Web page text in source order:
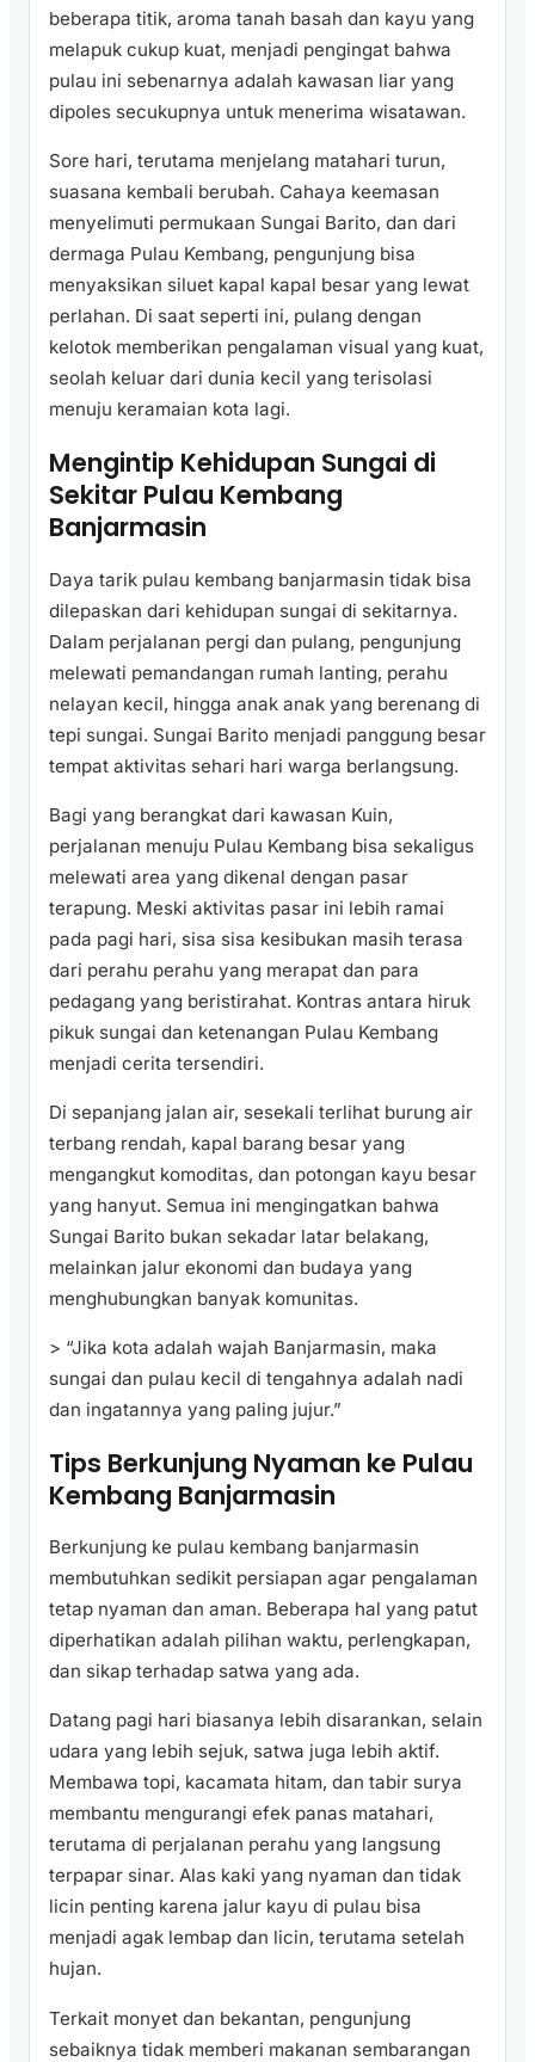
beberapa titik, aroma tanah basah dan kayu yang
melapuk cukup kuat, menjadi pengingat bahwa
pulau ini sebenarnya adalah kawasan liar yang
dipoles secukupnya untuk menerima wisatawan.
Sore hari, terutama menjelang matahari turun,
suasana kembali berubah. Cahaya keemasan
menyelimuti permukaan Sungai Barito, dan dari
dermaga Pulau Kembang, pengunjung bisa
menyaksikan siluet kapal kapal besar yang lewat
perlahan. Di saat seperti ini, pulang dengan
kelotok memberikan pengalaman visual yang kuat,
seolah keluar dari dunia kecil yang terisolasi
menuju keramaian kota lagi.
Mengintip Kehidupan Sungai di
Sekitar Pulau Kembang
Banjarmasin
Daya tarik pulau kembang banjarmasin tidak bisa
dilepaskan dari kehidupan sungai di sekitarnya.
Dalam perjalanan pergi dan pulang, pengunjung
melewati pemandangan rumah lanting, perahu
nelayan kecil, hingga anak anak yang berenang di
tepi sungai. Sungai Barito menjadi panggung besar
tempat aktivitas sehari hari warga berlangsung.
Bagi yang berangkat dari kawasan Kuin,
perjalanan menuju Pulau Kembang bisa sekaligus
melewati area yang dikenal dengan pasar
terapung. Meski aktivitas pasar ini lebih ramai
pada pagi hari, sisa sisa kesibukan masih terasa
dari perahu perahu yang merapat dan para
pedagang yang beristirahat. Kontras antara hiruk
pikuk sungai dan ketenangan Pulau Kembang
menjadi cerita tersendiri.
Di sepanjang jalan air, sesekali terlihat burung air
terbang rendah, kapal barang besar yang
mengangkut komoditas, dan potongan kayu besar
yang hanyut. Semua ini mengingatkan bahwa
Sungai Barito bukan sekadar latar belakang,
melainkan jalur ekonomi dan budaya yang
menghubungkan banyak komunitas.
> “Jika kota adalah wajah Banjarmasin, maka
sungai dan pulau kecil di tengahnya adalah nadi
dan ingatannya yang paling jujur.”
Tips Berkunjung Nyaman ke Pulau
Kembang Banjarmasin
Berkunjung ke pulau kembang banjarmasin
membutuhkan sedikit persiapan agar pengalaman
tetap nyaman dan aman. Beberapa hal yang patut
diperhatikan adalah pilihan waktu, perlengkapan,
dan sikap terhadap satwa yang ada.
Datang pagi hari biasanya lebih disarankan, selain
udara yang lebih sejuk, satwa juga lebih aktif.
Membawa topi, kacamata hitam, dan tabir surya
membantu mengurangi efek panas matahari,
terutama di perjalanan perahu yang langsung
terpapar sinar. Alas kaki yang nyaman dan tidak
licin penting karena jalur kayu di pulau bisa
menjadi agak lembap dan licin, terutama setelah
hujan.
Terkait monyet dan bekantan, pengunjung
sebaiknya tidak memberi makanan sembarangan